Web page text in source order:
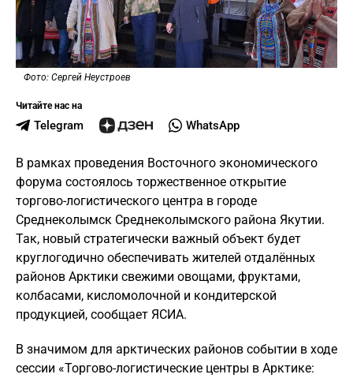
Фото: Сергей Неустроев
Читайте нас на
Telegram WhatsApp
В рамках проведения Восточного экономического
форума состоялось торжественное открытие
торгово-логистического центра в городе
Среднеколымск Среднеколымского района Якутии.
Так, новый стратегически важный объект будет
круглогодично обеспечивать жителей отдалённых
районов Арктики свежими овощами, фруктами,
колбасами, кисломолочной и кондитерской
продукцией, сообщает ЯСИА.
В значимом для арктических районов событии в ходе
сессии «Торгово-логистические центры в Арктике: